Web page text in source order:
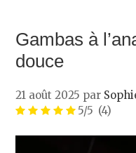
Gambas à
douce
21 août 2025 par
5/5 (4)